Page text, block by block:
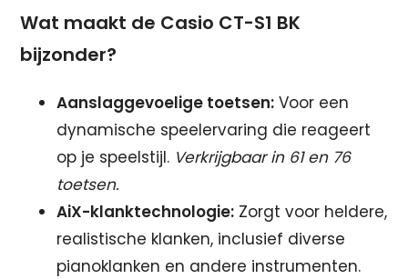
Wat maakt de Casio CT-S1 BK
bijzonder?
Aanslaggevoelige toetsen: Voor een
dynamische speelervaring die reageert
op je speelstijl. Verkrijgbaar in 61 en 76
toetsen.
AiX-klanktechnologie: Zorgt voor heldere,
realistische klanken, inclusief diverse
pianoklanken en andere instrumenten.